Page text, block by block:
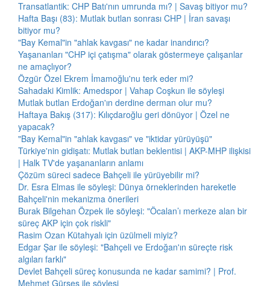
Transatlantik: CHP Batı'nın umrunda mı? | Savaş bitiyor mu?
Hafta Başı (83): Mutlak butlan sonrası CHP | İran savaşı
bitiyor mu?
"Bay Kemal"in "ahlak kavgası" ne kadar inandırıcı?
Yaşananları "CHP içi çatışma" olarak göstermeye çalışanlar
ne amaçlıyor?
Özgür Özel Ekrem İmamoğlu'nu terk eder mi?
Sahadaki Kimlik: Amedspor | Vahap Coşkun ile söyleşi
Mutlak butlan Erdoğan'ın derdine derman olur mu?
Haftaya Bakış (317): Kılıçdaroğlu geri dönüyor | Özel ne
yapacak?
"Bay Kemal"in "ahlak kavgası" ve "iktidar yürüyüşü"
Türkiye'nin gidişatı: Mutlak butlan beklentisi | AKP-MHP ilişkisi
| Halk TV'de yaşananların anlamı
Çözüm süreci sadece Bahçeli ile yürüyebilir mi?
Dr. Esra Elmas ile söyleşi: Dünya örneklerinden hareketle
Bahçeli'nin mekanizma önerileri
Burak Bilgehan Özpek ile söyleşi: "Öcalan’ı merkeze alan bir
süreç AKP için çok riskli"
Rasim Ozan Kütahyalı için üzülmeli miyiz?
Edgar Şar ile söyleşi: "Bahçeli ve Erdoğan'ın süreçte risk
algıları farklı"
Devlet Bahçeli süreç konusunda ne kadar samimi? | Prof.
Mehmet Gürses ile söyleşi